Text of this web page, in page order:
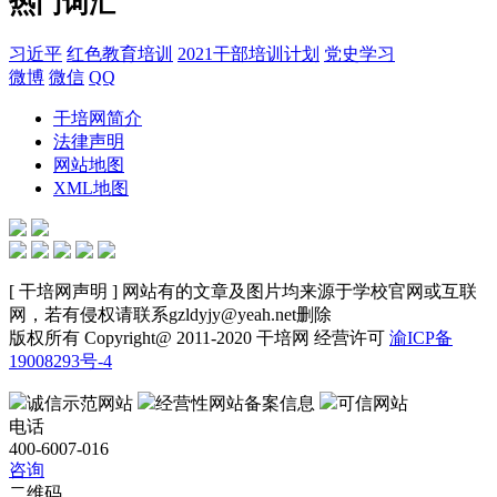
习近平 红色教育培训 2021干部培训计划 党史学习
微博 微信 QQ
干培网简介
法律声明
网站地图
XML地图
[ 干培网声明 ] 网站有的文章及图片均来源于学校官网或互联
网，若有侵权请联系gzldyjy@yeah.net删除
版权所有 Copyright@ 2011-2020 干培网 经营许可 渝ICP备
19008293号-4
诚信示范网站 经营性网站备案信息
可信网站
电话
400-6007-016
咨询